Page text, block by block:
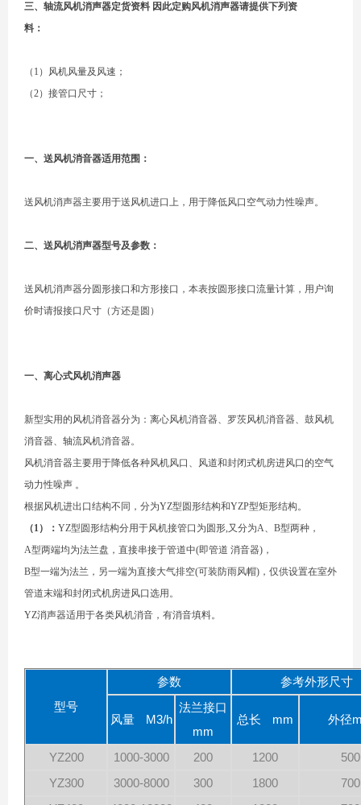
三、轴流风机消声器定货资料 因此定购风机消声器请提供下列资
料：
（1）风机风量及风速；
（2）接管口尺寸；
一、送风机消音器适用范围：
送风机消声器主要用于送风机进口上，用于降低风口空气动力性噪声。
二、送风机消声器型号及参数：
送风机消声器分圆形接口和方形接口，本表按圆形接口流量计算，用户询
价时请报接口尺寸（方还是圆）
一、离心式风机消声器
新型实用的风机消音器分为：离心风机消音器、罗茨风机消音器、鼓风机
消音器、轴流风机消音器。
风机消音器主要用于降低各种风机风口、风道和封闭式机房进风口的空气
动力性噪声 。
根据风机进出口结构不同，分为YZ型圆形结构和YZP型矩形结构。
（1）： YZ型圆形结构分用于风机接管口为圆形,又分为A、B型两种，
A型两端均为法兰盘，直接串接于管道中(即管道 消音器)，
B型一端为法兰，另一端为直接大气排空(可装防雨风帽)，仅供设置在室外
管道末端和封闭式机房进风口选用。
YZ消声器适用于各类风机消音，有消音填料。
型号
参数 参考外形尺寸
风量 M3/h
法兰接口
mm
总长 mm 外径
YZ200 1000-3000 200 1200
500
YZ300
3000-8000 300 1800
700